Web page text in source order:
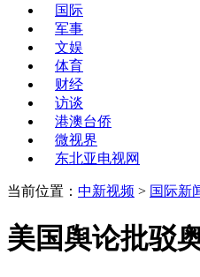
国际
军事
文娱
体育
财经
访谈
港澳台侨
微视界
东北亚电视网
当前位置： 中新视频 > 国际新
美国舆论批驳